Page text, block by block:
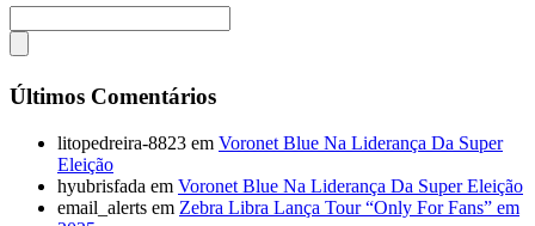
Últimos Comentários
litopedreira-8823 em Voronet Blue Na Liderança Da Super
Eleição
hyubrisfada em Voronet Blue Na Liderança Da Super Eleição
email_alerts em Zebra Libra Lança Tour “Only For Fans” em